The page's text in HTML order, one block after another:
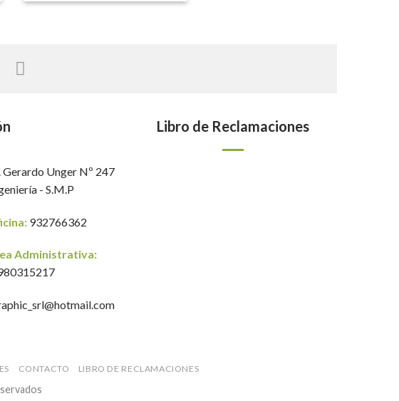
Gerardo Unger Nº 247
- S.M.P
932766362
Administrativa:
Libro de Reclamaciones
CONTACTO LIBRO DE RECLAMACIONES